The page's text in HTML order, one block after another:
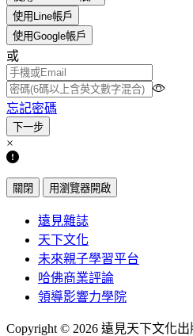
使用Line帳戶
使用Google帳戶
或
忘記密碼
×
關閉 用瀏覽器開啟
遠見雜誌
天下文化
未來親子學習平台
哈佛商業評論
領導影響力學院
Copyright © 2026 遠見天下文化